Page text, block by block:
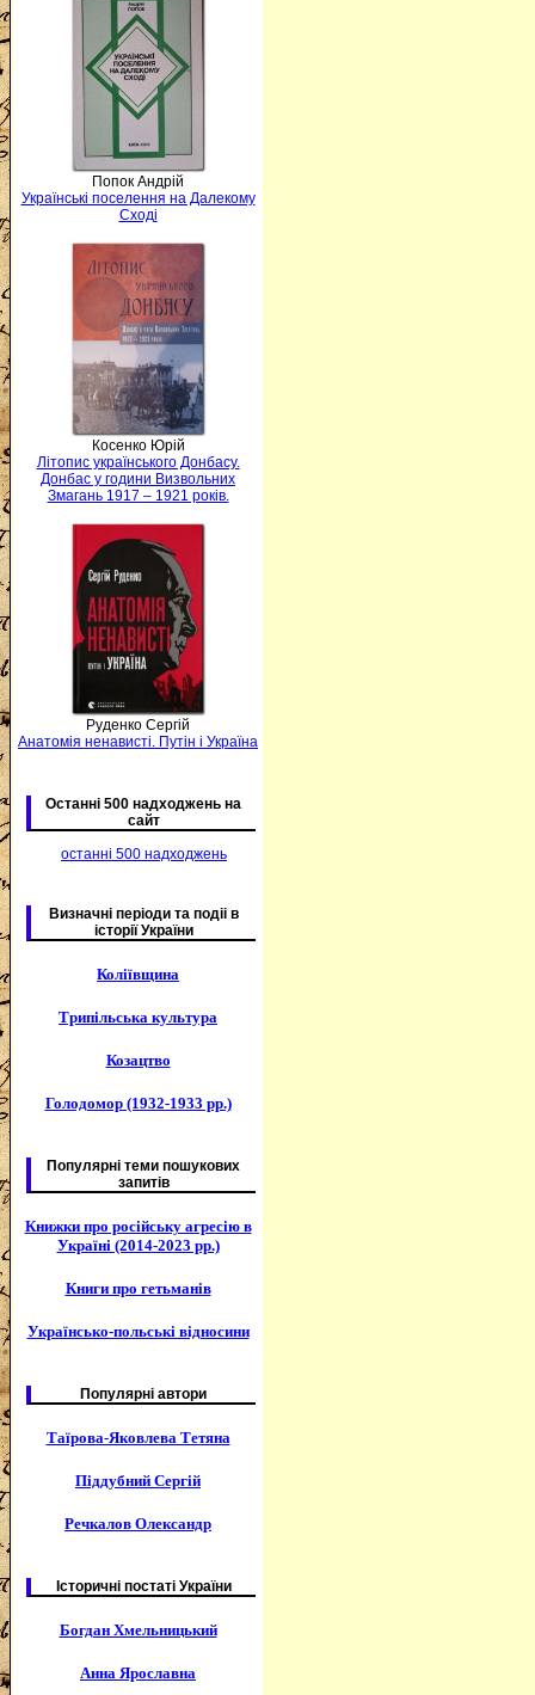
Попок Андрій
Українські поселення на Далекому
Сході
Косенко Юрій
Літопис українського Донбасу.
Донбас у години Визвольних
Змагань 1917 – 1921 років.
Руденко Сергій
Анатомія ненависті. Путін і Україна
Останні 500 надходжень на
сайт
останні 500 надходжень
Визначні періоди та подіі в
історії України
Коліївщина
Трипільська культура
Козацтво
Голодомор (1932-1933 рр.)
Популярні теми пошукових
запитів
Книжки про російську агресію в
Україні (2014-2023 рр.)
Книги про гетьманів
Українсько-польські відносини
Популярні автори
Таїрова-Яковлева Тетяна
Піддубний Сергій
Речкалов Олександр
Історичні постаті України
Богдан Хмельницький
Анна Ярославна